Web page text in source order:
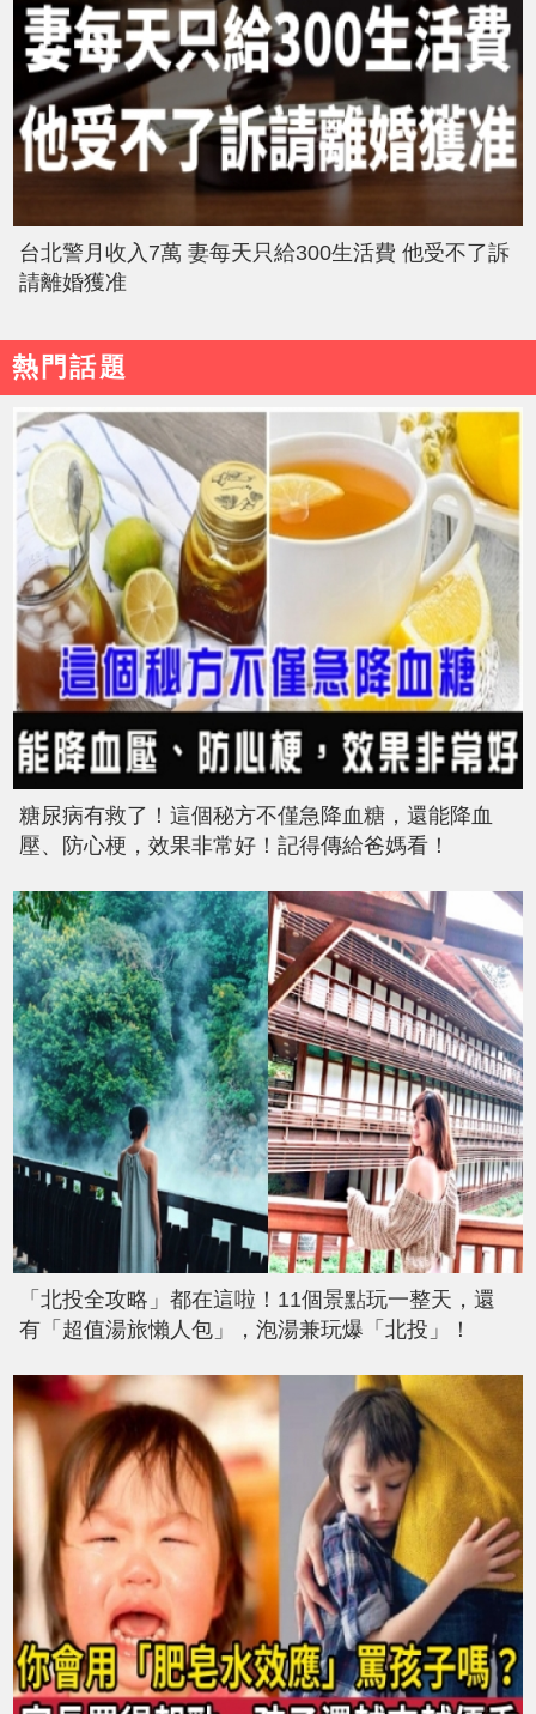
台北警月收入7萬 妻每天只給300生活費 他受不了訴
請離婚獲准
熱門話題
糖尿病有救了！這個秘方不僅急降血糖，還能降血
壓、防心梗，效果非常好！記得傳給爸媽看！
「北投全攻略」都在這啦！11個景點玩一整天，還
有「超值湯旅懶人包」，泡湯兼玩爆「北投」！